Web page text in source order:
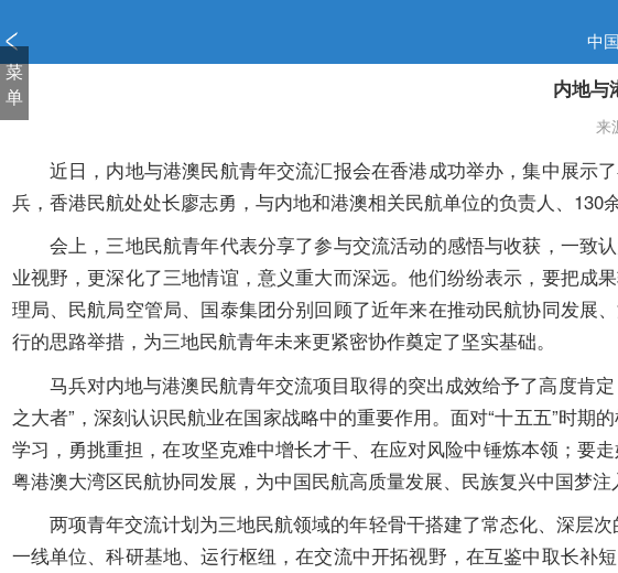
中
菜
单
内地与
来
近日，内地与港澳民航青年交流汇报会在香港成功举办，集中展示
兵，香港民航处处长廖志勇，与内地和港澳相关民航单位的负责人、130
会上，三地民航青年代表分享了参与交流活动的感悟与收获，一致
业视野，更深化了三地情谊，意义重大而深远。他们纷纷表示，要把成
理局、民航局空管局、国泰集团分别回顾了近年来在推动民航协同发展
行的思路举措，为三地民航青年未来更紧密协作奠定了坚实基础。
马兵对内地与港澳民航青年交流项目取得的突出成效给予了高度肯
之大者”，深刻认识民航业在国家战略中的重要作用。面对“十五五”时期
学习 ， 勇挑重担 ，在攻坚克难中增长才干、在应对风险中锤炼本领；要走
粤港澳大湾区民航协同发展，为中国民航高质量发展、民族复兴中国梦注
两项青年交流计划为三地民航领域的年轻骨干搭建了常态化、深层
一线单位、科研基地、运行枢纽，在交流中开拓视野，在互鉴中取长补
窗
口
打
开
碍
说
面,
按
Alt
浪
键
打
开